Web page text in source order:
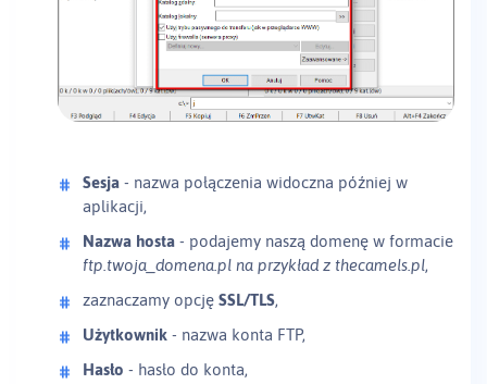
Sesja - nazwa połączenia widoczna później w
aplikacji,
Nazwa hosta - podajemy naszą domenę w formacie
ftp.twoja_domena.pl na przykład z thecamels.pl,
zaznaczamy opcję SSL/TLS,
Użytkownik - nazwa konta FTP,
Hasło - hasło do konta,